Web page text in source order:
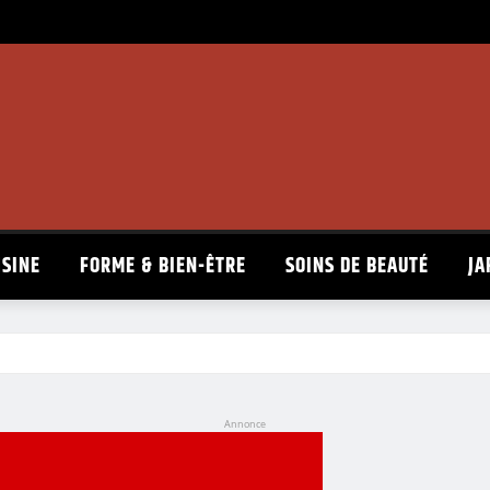
FORME & BIEN-ÊTRE SOINS DE BEAUTÉ
Annonce